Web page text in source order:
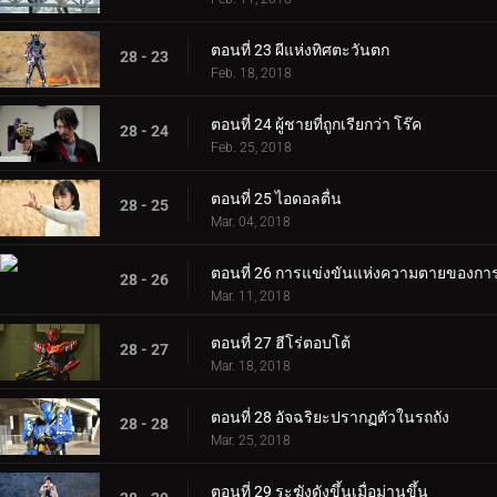
28 - 23 ตอนที่ 23 ผีแห่งทิศตะวันตก
Feb. 18, 2018
28 - 24 ตอนที่ 24 ผู้ชายที่ถูกเรียกว่า โร๊ค
Feb. 25, 2018
28 - 25 ตอนที่ 25 ไอดอลตื่น
Mar. 04, 2018
28 - 26 ตอนที่ 26 การแข่งขันแห่งความตายของกา
Mar. 11, 2018
28 - 27 ตอนที่ 27 ฮีโร่ตอบโต้
Mar. 18, 2018
28 - 28 ตอนที่ 28 อัจฉริยะปรากฏตัวในรถถัง
Mar. 25, 2018
ตอนที่ 29 ระฆังดังขึ้นเมื่อม่านขึ้น